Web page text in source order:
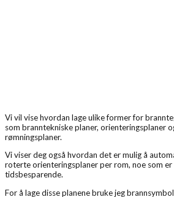
Vi vil vise hvordan lage ulike former for
som branntekniske planer, orienteringsplaner
rømningsplaner.
Vi viser deg også hvordan det er mulig å
roterte orienteringsplaner per rom, noe som
tidsbesparende.
For å lage disse planene bruke jeg